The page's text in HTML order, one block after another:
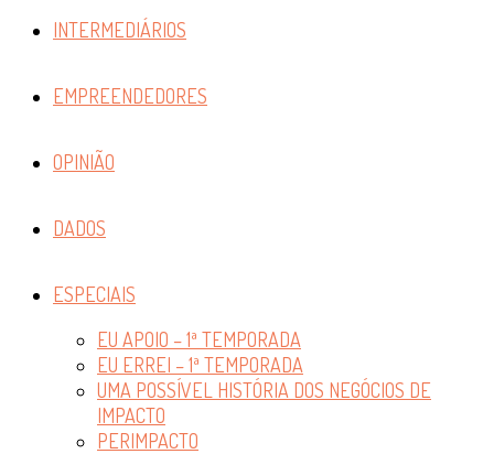
INTERMEDIÁRIOS
EMPREENDEDORES
OPINIÃO
DADOS
ESPECIAIS
EU APOIO – 1ª TEMPORADA
EU ERREI – 1ª TEMPORADA
UMA POSSÍVEL HISTÓRIA DOS NEGÓCIOS DE
IMPACTO
PERIMPACTO